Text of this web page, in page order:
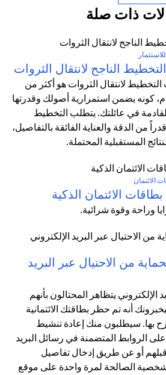
ذات صلة
الناجح لانتقال الثروات
التخطيط لانتقال الثروات هو أكثر من
كونه يضمن استمرارية أصولك وقدرتها
في عائلتك. يتطلب التخطيط
من الدقة والعناية الفائقة بالتفاصيل،
المستقبلية المحتملة.
الائتمان
الائتمان الذكية
وراحة وقوة شرائية.
من الاحتيال عبر البريد
الإلكتروني يتظاهر المحتالون بأنهم
أنه تم حظر بطاقتك الائتمانية
بها. سيطلبون منك إعادة تنشيط
الروابط المتضمنة في رسائل البريد
قبلهم أو عن طريق إدخال تفاصيل
الصالحة لمرة واحدة على موقع